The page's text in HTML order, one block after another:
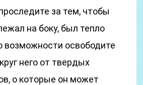
за тем, чтобы
на боку, был тепло
возможности освободите
него от твердых
о которые он может